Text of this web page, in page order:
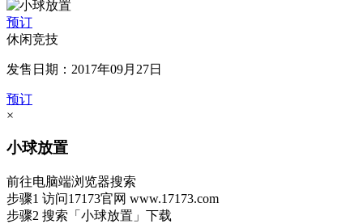
预订
休闲竞技
发售日期：2017年09月27日
预订
×
小球放置
前往电脑端浏览器搜索
步骤1 访问17173官网 www.17173.com
步骤2 搜索 「小球放置」 下载